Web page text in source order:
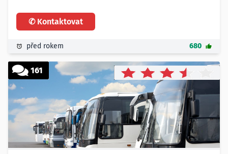
hodinou, kdyby byl otevřený a my si tam dali naše věci
Počet:
Trasa:
- Šumperk - Praha - Milán a zpět
- odjezd z Milána hned v neděli 24. února v cca 23 hodin
Celková cena:
- cca 46.000,- Kč
Platnost poptávky:
- dva týdny
Prosím o nabídky.
✆ Kontaktovat
před rokem 680
161